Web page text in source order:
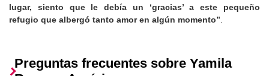
lugar, siento que le debía un ‘gracias’ a este pequeño
refugio que albergó tanto amor en algún momento”
Preguntas frecuentes sobre Yamila